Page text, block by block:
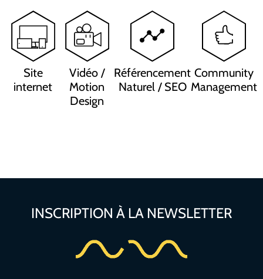
Site
internet
Vidéo /
Motion
Design
Référencement
Naturel / SEO
Community
Management
INSCRIPTION À LA NEWSLETTER